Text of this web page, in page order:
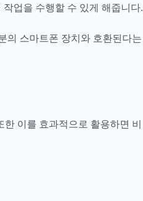
업을 수행할 수 있게 해줍니다.
의 스마트폰 장치와 호환된다는
이를 효과적으로 활용하면 비